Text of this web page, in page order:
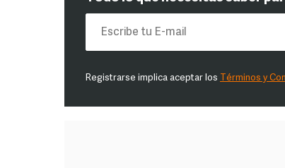
Registrarse implica aceptar los Términos y